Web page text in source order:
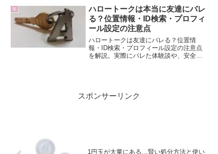
知
ハロートークは本当に友達にバレ
る？位置情報・ID検索・プロフィ
ール設定の注意点
ハロートークは友達にバレる？位置情
報・ID検索・プロフィール設定の注意点
を解説。実際にバレた体験談や、安全に
スポンサーリンク
1円玉が大量にある…賢い処分方法と使い